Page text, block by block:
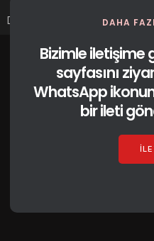
Devamını oku DAHA
Bizimle iletişime
sayfasını
WhatsApp
bir ileti